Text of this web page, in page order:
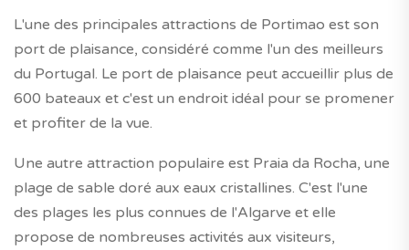
L'une des principales attractions de Portimao est son
port de plaisance, considéré comme l'un des meilleurs
du Portugal. Le port de plaisance peut accueillir plus de
600 bateaux et c'est un endroit idéal pour se promener
et profiter de la vue.
Une autre attraction populaire est Praia da Rocha, une
plage de sable doré aux eaux cristallines. C'est l'une
des plages les plus connues de l'Algarve et elle
propose de nombreuses activités aux visiteurs,